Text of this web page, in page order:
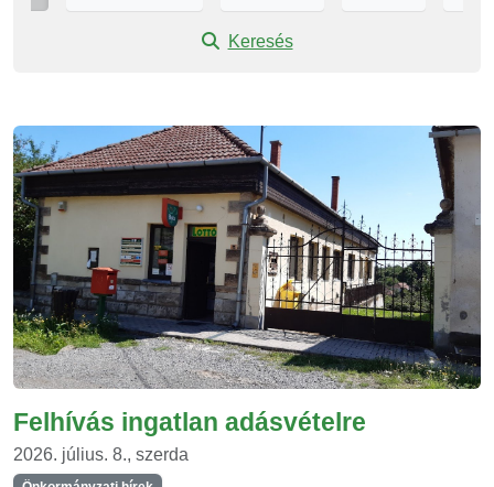
Keresés
Felhívás ingatlan adásvételre
2026. július. 8., szerda